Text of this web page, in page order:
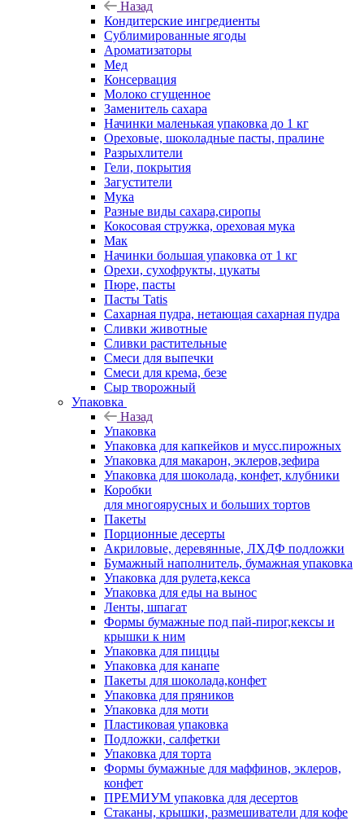
Назад
Кондитерские ингредиенты
Сублимированные ягоды
Ароматизаторы
Мед
Консервация
Молоко сгущенное
Заменитель сахара
Начинки маленькая упаковка до 1 кг
Ореховые, шоколадные пасты, пралине
Разрыхлители
Гели, покрытия
Загустители
Мука
Разные виды сахара,сиропы
Кокосовая стружка, ореховая мука
Мак
Начинки большая упаковка от 1 кг
Орехи, сухофрукты, цукаты
Пюре, пасты
Пасты Tatis
Сахарная пудра, нетающая сахарная пудра
Сливки животные
Сливки растительные
Смеси для выпечки
Смеси для крема, безе
Сыр творожный
Упаковка
Назад
Упаковка
Упаковка для капкейков и мусс.пирожных
Упаковка для макарон, эклеров,зефира
Упаковка для шоколада, конфет, клубники
Коробки
для многоярусных и больших тортов
Пакеты
Порционные десерты
Акриловые, деревянные, ЛХДФ подложки
Бумажный наполнитель, бумажная упаковка
Упаковка для рулета,кекса
Упаковка для еды на вынос
Ленты, шпагат
Формы бумажные под пай-пирог,кексы и
крышки к ним
Упаковка для пиццы
Упаковка для канапе
Пакеты для шоколада,конфет
Упаковка для пряников
Упаковка для моти
Пластиковая упаковка
Подложки, салфетки
Упаковка для торта
Формы бумажные для маффинов, эклеров,
конфет
ПРЕМИУМ упаковка для десертов
Стаканы, крышки, размешиватели для кофе